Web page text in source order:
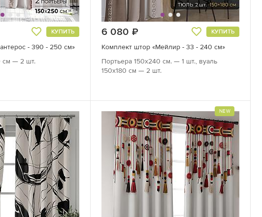
КУПИТЬ
- 390 - 250 см»
см — 2 шт.
6 080 КУПИТЬ
Комплект штор «Мейлир - 33 - 240 см»
Портьера 150х240 см. — 1 шт., вуаль
150х180 см — 2 шт.
NEW